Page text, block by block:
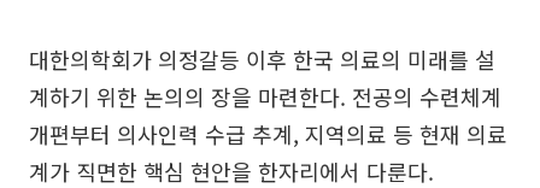
대한의학회가 의정갈등 이후 한국 의료의 미래를 설
계하기 위한 논의의 장을 마련한다. 전공의 수련체계
개편부터 의사인력 수급 추계, 지역의료 등 현재 의료
계가 직면한 핵심 현안을 한자리에서 다룬다.